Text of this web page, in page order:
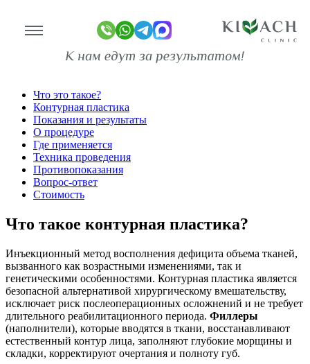
копии)
Контурная пластика (введение
филлеров)
Что это такое?
Контурная пластика
Показания и результаты
О процедуре
Где применяется
Техника проведения
Противопоказания
Вопрос-ответ
Стоимость
Что такое контурная пластика?
Инъекционный метод восполнения дефицита объема тканей,
вызванного как возрастными изменениями, так и
генетическими особенностями. Контурная пластика является
безопасной альтернативой хирургическому вмешательству,
исключает риск послеоперационных осложнений и не требует
длительного реабилитационного периода. Филлеры
(наполнители), которые вводятся в ткани, восстанавливают
естественный контур лица, заполняют глубокие морщины и
складки, корректируют очертания и полноту губ.